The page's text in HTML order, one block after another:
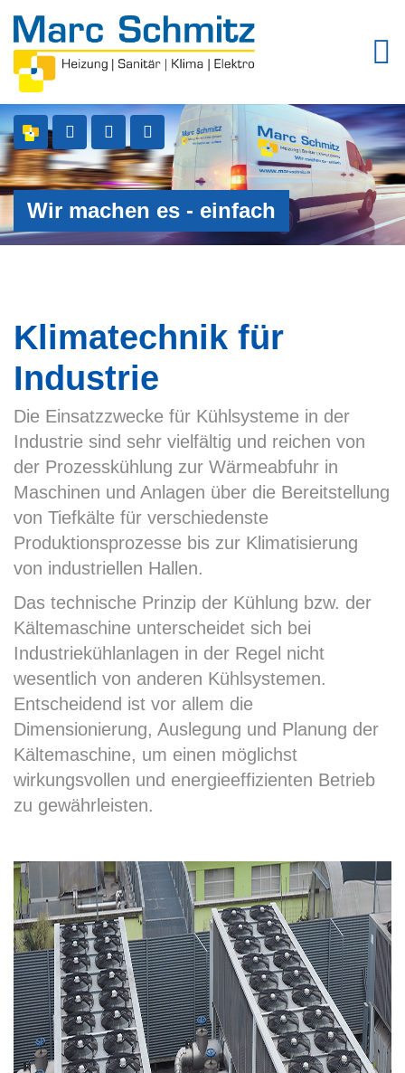
Wir machen es - einfach
Klimatechnik für
Industrie
Die Einsatzzwecke für Kühlsysteme in der
Industrie sind sehr vielfältig und reichen von
der Prozesskühlung zur Wärmeabfuhr in
Maschinen und Anlagen über die Bereitstellung
von Tiefkälte für verschiedenste
Produktionsprozesse bis zur Klimatisierung
von industriellen Hallen.
Das technische Prinzip der Kühlung bzw. der
Kältemaschine unterscheidet sich bei
Industriekühlanlagen in der Regel nicht
wesentlich von anderen Kühlsystemen.
Entscheidend ist vor allem die
Dimensionierung, Auslegung und Planung der
Kältemaschine, um einen möglichst
wirkungsvollen und energieeffizienten Betrieb
zu gewährleisten.